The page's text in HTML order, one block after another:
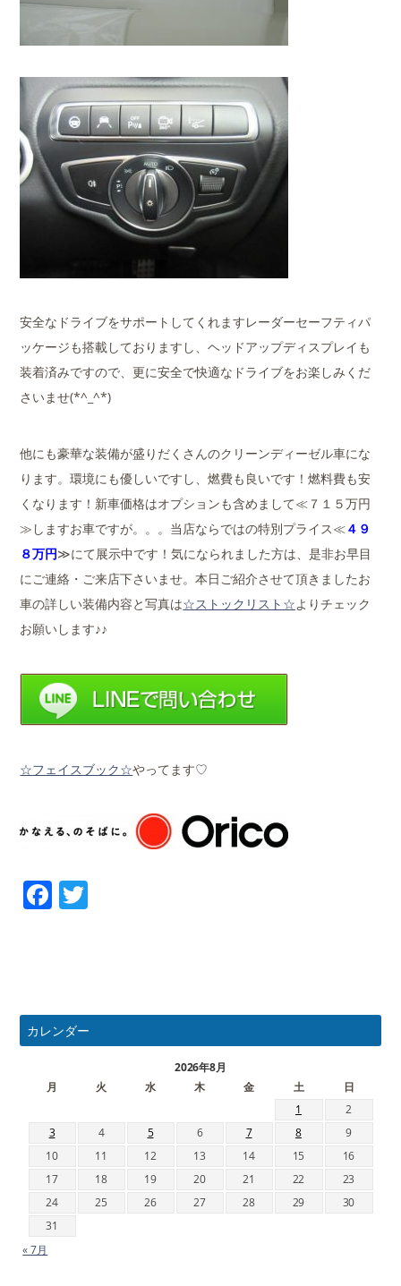
安全なドライブをサポートしてくれますレーダーセーフティパ
ッケージも搭載しておりますし、ヘッドアップディスプレイも
装着済みですので、更に安全で快適なドライブをお楽しみくだ
さいませ(*^_^*)
他にも豪華な装備が盛りだくさんのクリーンディーゼル車にな
ります。環境にも優しいですし、燃費も良いです！燃料費も安
くなります！新車価格はオプションも含めまして≪７１５万円
≫しますお車ですが。。。当店ならではの特別プライス≪４９
８万円≫にて展示中です！気になられました方は、是非お早目
にご連絡・ご来店下さいませ。本日ご紹介させて頂きましたお
車の詳しい装備内容と写真は☆ストックリスト☆よりチェック
お願いします♪♪
☆フェイスブック☆やってます♡
Facebook
カレンダー
2026年8月
月
火 水 木 金 土
日
1
2
3
4 5 6 7 8
9
10
11 12 13 14 15
16
17
18 19 20 21 22
23
24
25 26 27 28 29
30
31
« 7月